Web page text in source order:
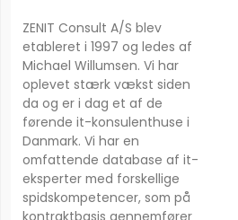
ZENIT Consult A/S blev
etableret i 1997 og ledes af
Michael Willumsen. Vi har
oplevet stærk vækst siden
da og er i dag et af de
førende it-konsulenthuse i
Danmark. Vi har en
omfattende database af it-
eksperter med forskellige
spidskompetencer, som på
kontraktbasis gennemfører